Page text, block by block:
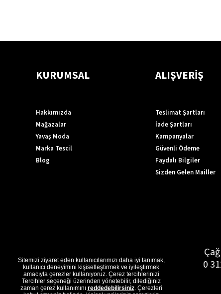
KURUMSAL
Hakkımızda
Mağazalar
Yavaş Moda
Marka Tescil
Blog
ALIŞVERİŞ
Teslimat Şartları
İade Şartları
Kampanyalar
Güvenli Ödeme
Faydalı Bilgiler
Sizden Gelen Mailler
0
Sitemizi ziyaret eden kullanıcılarımızı daha iyi tanımak,
kullanıcı deneyimini kişiselleştirmek ve iyileştirmek
amacıyla çerezler kullanıyoruz. Çerez tercihlerinizi
Tercihler seçeneği üzerinden yönetebilir, dilediğiniz
zaman çerez kullanımını reddedebilirsiniz. Çerezleri